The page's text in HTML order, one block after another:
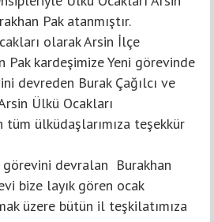
Pak atanmıştır.
olarak Arsin İlçe
Pak kardeşimize Yeni görevinde
devreden Burak Çağılcı ve
Ülkü Ocakları
tüm ülküdaşlarımıza teşekkür
görevini devralan Burakhan
bize layık gören ocak
üzere bütün il teşkilatımıza